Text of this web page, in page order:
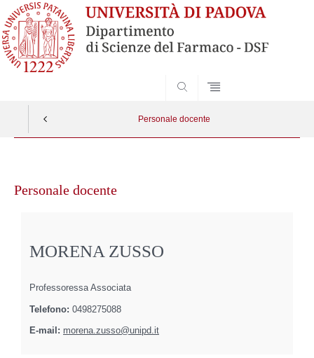
Personale docente
contenuto
Personale docente
MORENA ZUSSO
Professoressa Associata
Telefono: 0498275088
E-mail: morena.zusso@unipd.it